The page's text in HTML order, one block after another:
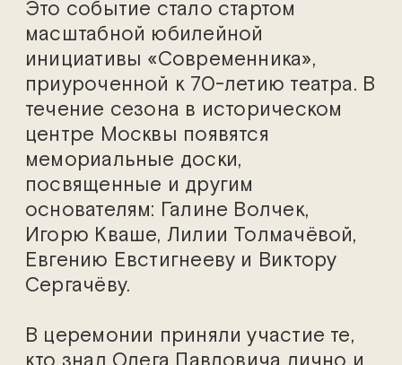
Это событие стало стартом
масштабной юбилейной
инициативы «Современника»,
приуроченной к 70-летию театра. В
течение сезона в историческом
центре Москвы появятся
мемориальные доски,
посвященные и другим
основателям: Галине Волчек,
Игорю Кваше, Лилии Толмачёвой,
Евгению Евстигнееву и Виктору
Сергачёву.
В церемонии приняли участие те,